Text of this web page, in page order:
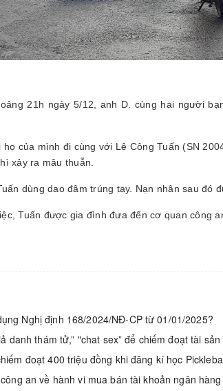
21h ngày 5/12, anh D. cùng hai người
họ của mình đi cùng với Lê Công Tuấn (SN
xảy ra mâu thuẫn.
dùng dao đâm trúng tay. Nạn nhân sau đó
Tuấn được gia đình đưa đến cơ quan công
Nghị định 168/2024/NĐ-CP từ 01/01/2025?
danh thám tử,” "chat sex” để chiếm đoạt tài sản
đoạt 400 triệu đồng khi đăng kí học
an về hành vi mua bán tài khoản ngân hàng